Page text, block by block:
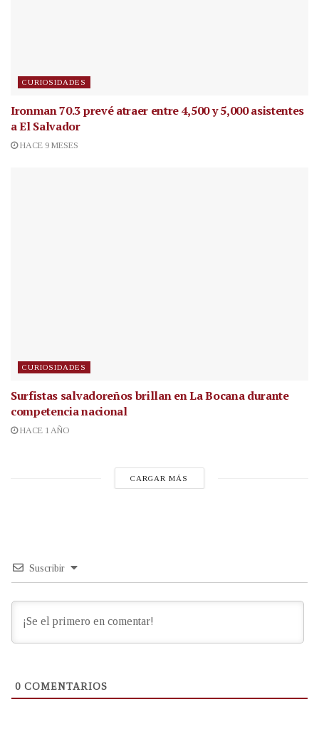
CURIOSIDADES
Ironman 70.3 prevé atraer entre 4,500 y 5,000 asistentes
a El Salvador
HACE 9 MESES
CURIOSIDADES
Surfistas salvadoreños brillan en La Bocana durante
competencia nacional
HACE 1 AÑO
CARGAR MÁS
Suscribir
0 COMENTARIOS